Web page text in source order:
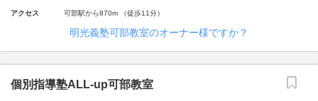
アクセス 可部駅から870m （徒歩11分）
明光義塾可部教室のオーナー様ですか？
個別指導塾ALL-up可部教室